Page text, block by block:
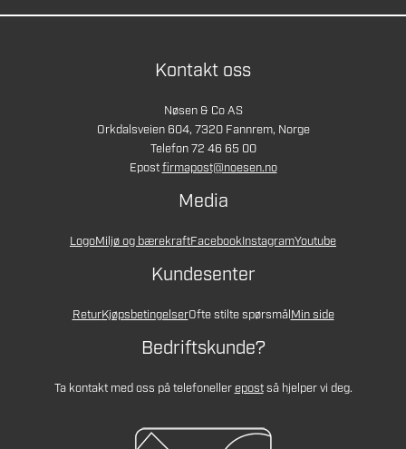
Kontakt oss
Nøsen & Co AS
Orkdalsveien 604, 7320 Fannrem, Norge
Telefon 72 46 65 00
Epostfirmapost@noesen.no
Media
LogoMiljø og bærekraftFacebookInstagramYoutube
Kundesenter
ReturKjøpsbetingelserOfte stilte spørsmålMin side
Bedriftskunde?
Ta kontakt med oss på telefonellerepostså hjelper vi deg.